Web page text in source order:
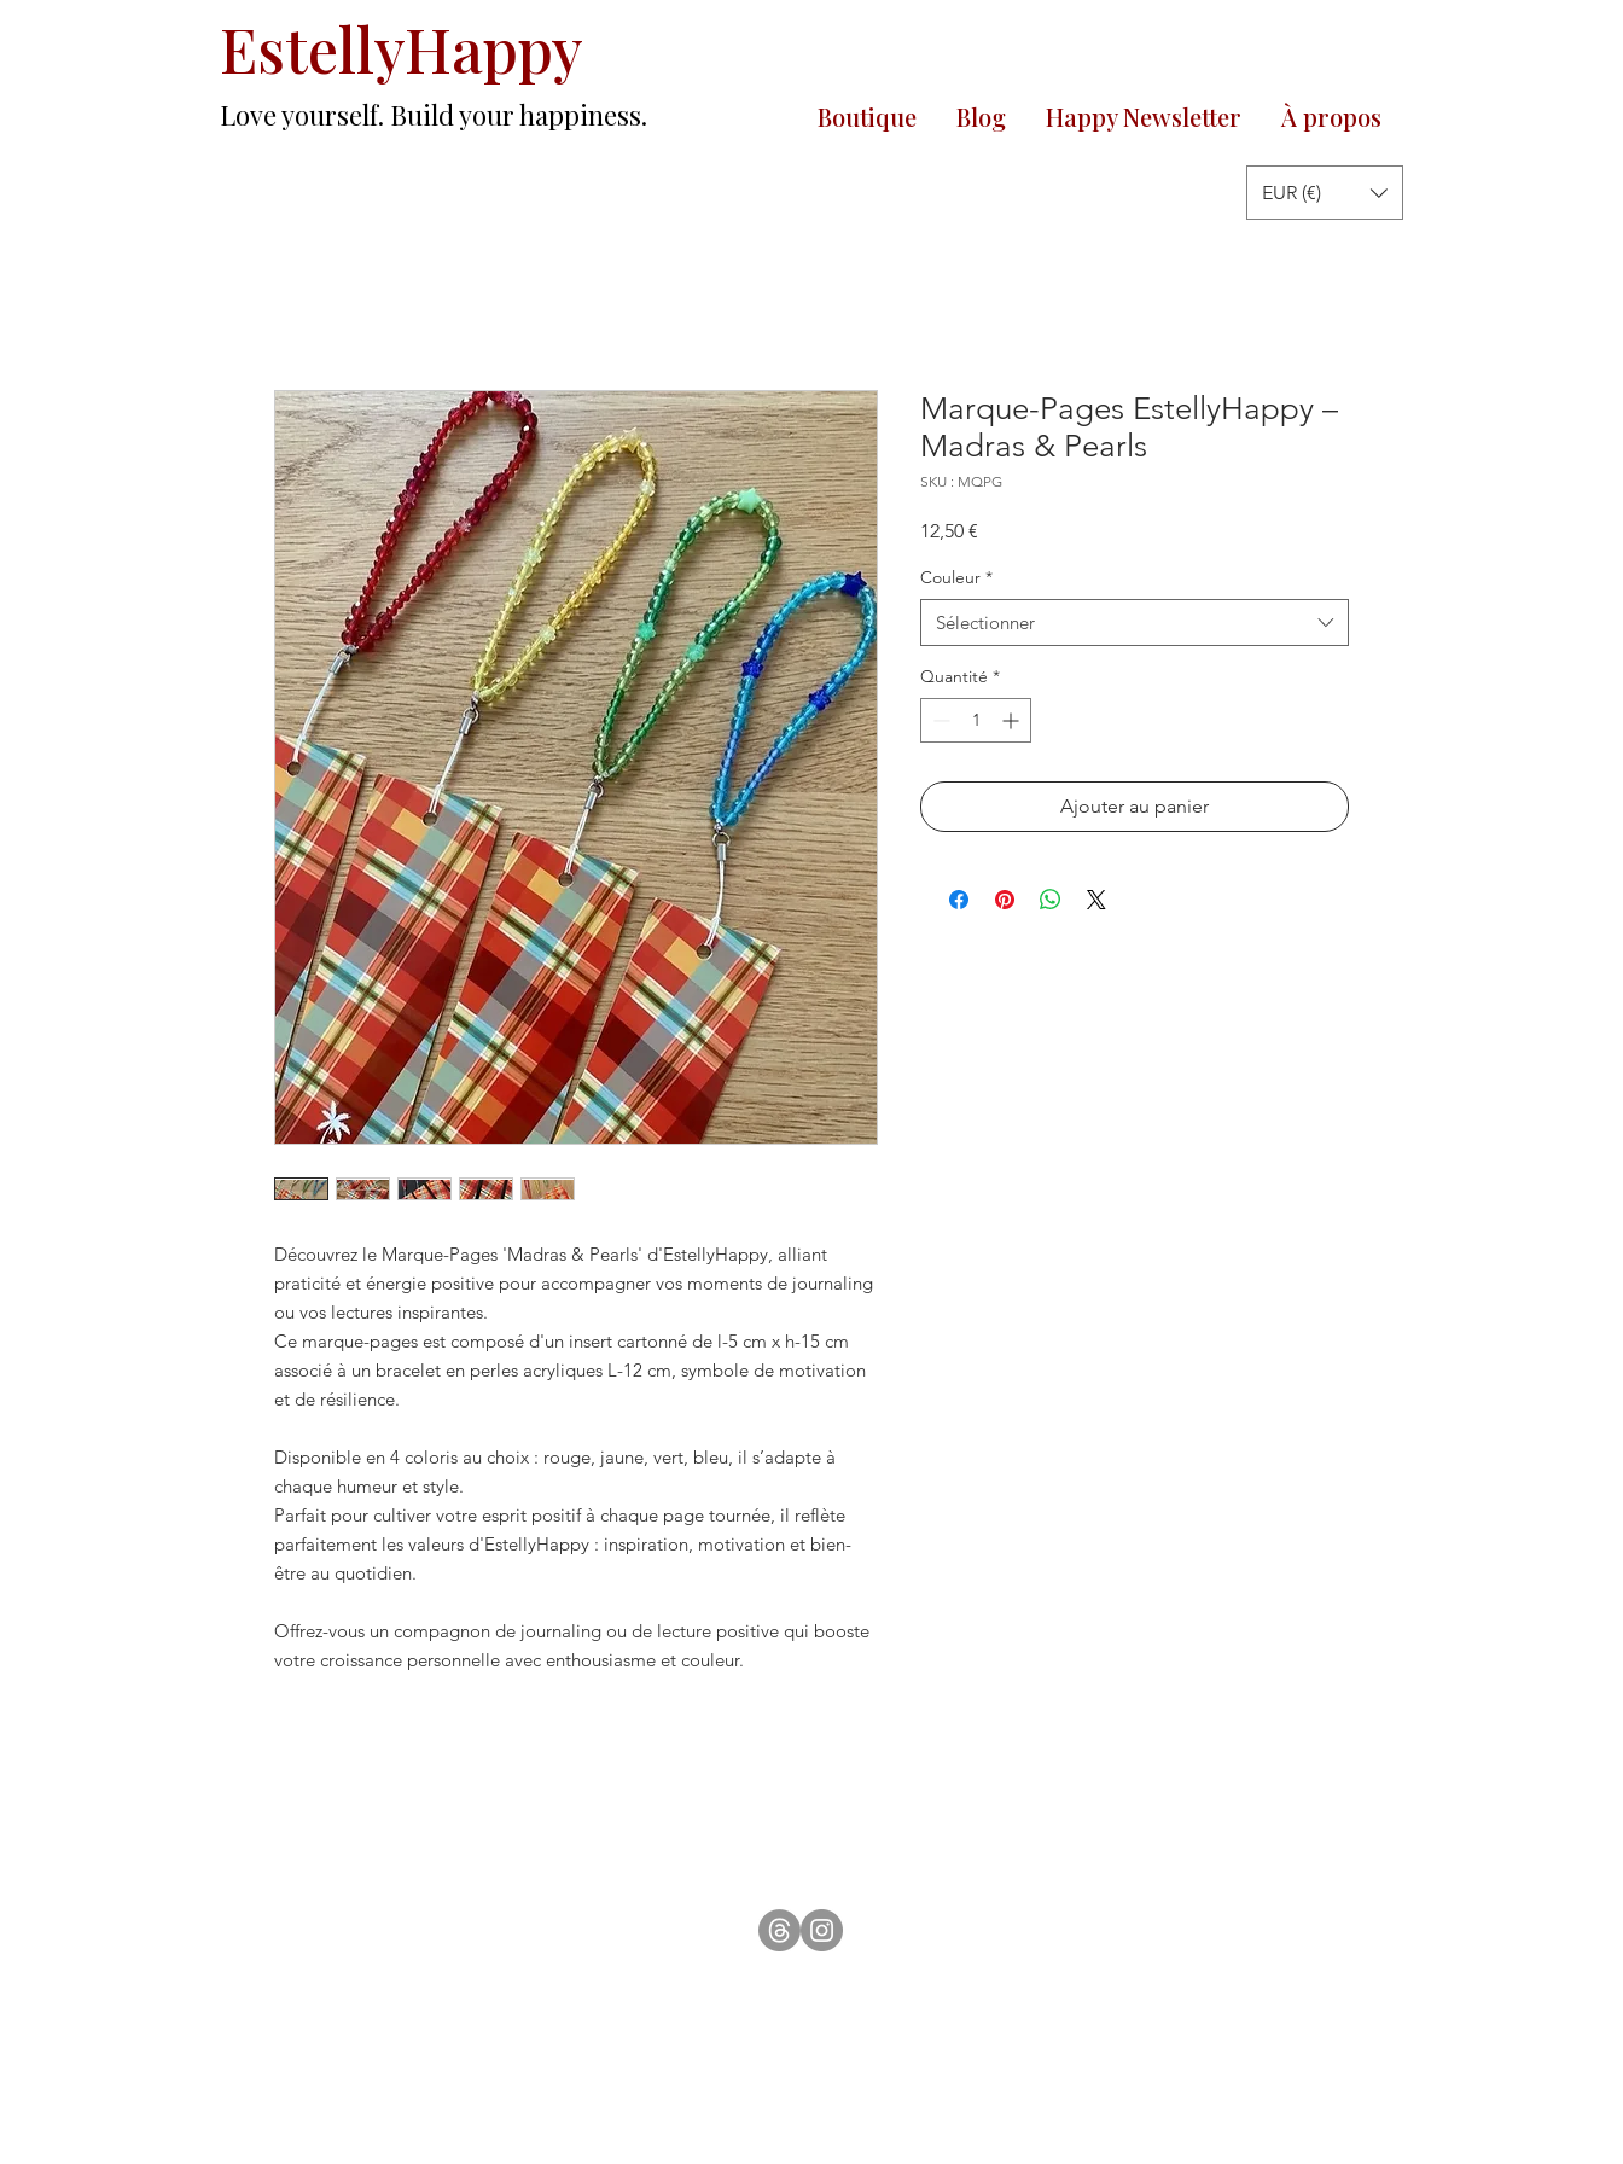
EstellyHappy
Love yourself. Build your happiness. Boutique Blog Happy Newsletter À propos
EUR (€)
Découvrez le Marque-Pages 'Madras & Pearls' d'EstellyHappy, alliant
praticité et énergie positive pour accompagner vos moments de journaling
ou vos lectures inspirantes.
Ce marque-pages est composé d'un insert cartonné de l-5 cm x h-15 cm
associé à un bracelet en perles acryliques L-12 cm, symbole de motivation
et de résilience.
Disponible en 4 coloris au choix : rouge, jaune, vert, bleu, il s’adapte à
chaque humeur et style.
Parfait pour cultiver votre esprit positif à chaque page tournée, il reflète
parfaitement les valeurs d'EstellyHappy : inspiration, motivation et bien-
être au quotidien.
Offrez-vous un compagnon de journaling ou de lecture positive qui booste
votre croissance personnelle avec enthousiasme et couleur.
Marque-Pages EstellyHappy –
Madras & Pearls
SKU : MQPG
12,50 €
Couleur *
Sélectionner
Quantité *
Ajouter au panier